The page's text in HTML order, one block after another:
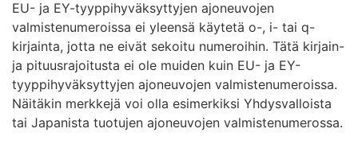
EU- ja EY-tyyppihyväksyttyjen ajoneuvojen
valmistenumeroissa ei yleensä käytetä o-, i- tai q-
kirjainta, jotta ne eivät sekoitu numeroihin. Tätä kirjain-
ja pituusrajoitusta ei ole muiden kuin EU- ja EY-
tyyppihyväksyttyjen ajoneuvojen valmistenumeroissa.
Näitäkin merkkejä voi olla esimerkiksi Yhdysvalloista
tai Japanista tuotujen ajoneuvojen valmistenumerossa.